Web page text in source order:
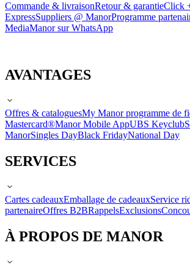
Commande & livraisonRetour & garantieClick
ExpressSuppliers @ ManorProgramme
MediaManor sur WhatsApp
AVANTAGES
Offres & cataloguesMy Manor programme de
Mastercard®Manor Mobile AppUBS Keyclub
ManorSingles DayBlack FridayNational Day
SERVICES
Cartes cadeauxEmballage de cadeauxService
partenaireOffres B2BRappelsExclusions
À PROPOS DE MANOR